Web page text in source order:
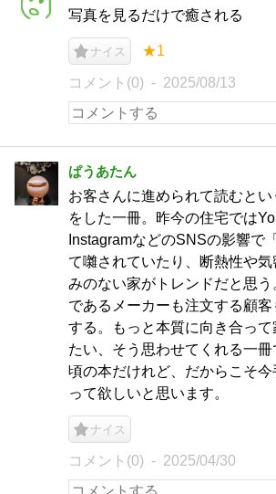
写真を見るだけで癒される
ナイス ★1
コメント(0) 2025/08/13
ぱうあたん
お客さんに進められて読むと
をした一冊。昨今の住宅では
InstagramなどのSNSの影響で
て囃されていたり、断熱性や
みのない家がトレンドだと思う
であるメーカーも注文する顧
する。もっと本質に向き合って
たい、そう思わせてくれる一
頃の本だけれど、だからこそ
って欲しいと思います。
ナイス
コメント(0) 2025/04/30